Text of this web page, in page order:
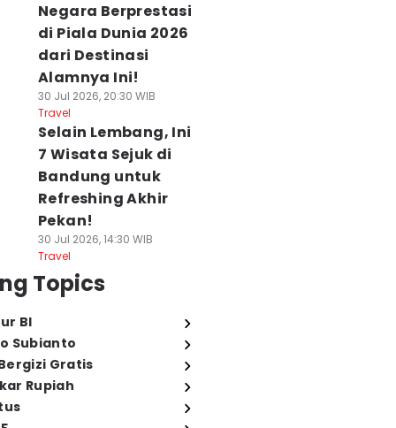
Negara Berprestasi
di Piala Dunia 2026
dari Destinasi
Alamnya Ini!
30 Jul 2026, 20:30 WIB
Travel
Selain Lembang, Ini
7 Wisata Sejuk di
Bandung untuk
Refreshing Akhir
Pekan!
30 Jul 2026, 14:30 WIB
Travel
Topics
BI
Subianto
Gratis
Rupiah